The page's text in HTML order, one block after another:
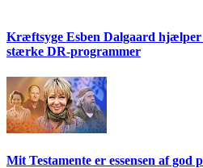
Kræftsyge Esben Dalgaard hjælper
stærke DR-programmer
Mit Testamente er essensen af god